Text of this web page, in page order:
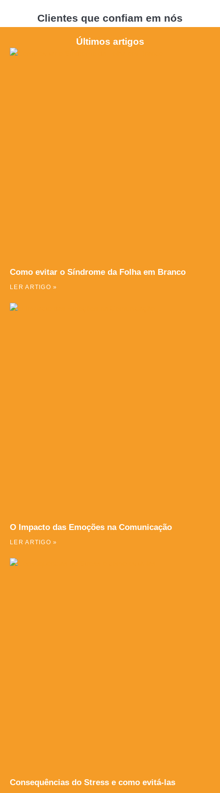
Clientes que confiam em nós
Últimos artigos
Como evitar o Síndrome da Folha em Branco
LER ARTIGO »
O Impacto das Emoções na Comunicação
LER ARTIGO »
Consequências do Stress e como evitá-las